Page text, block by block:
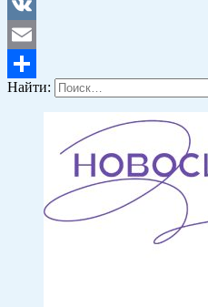
Odnoklassniki
VK
Email
Отправить
Найти: